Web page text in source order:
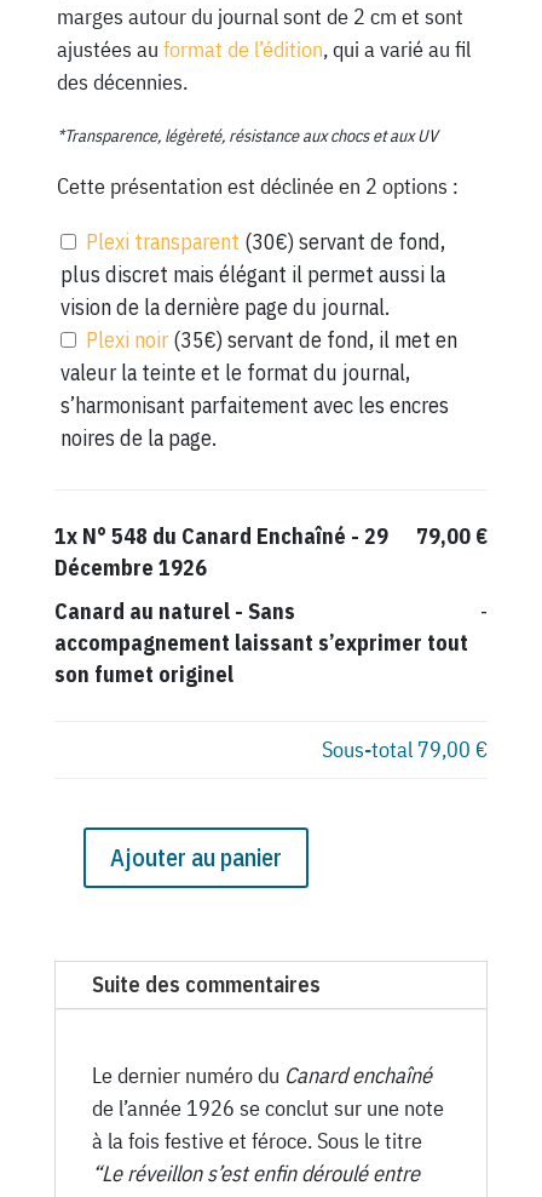
marges autour du journal sont de 2 cm et sont
ajustées au format de l’édition, qui a varié au fil
des décennies.
*Transparence, légèreté, résistance aux chocs et aux UV
Cette présentation est déclinée en 2 options :
Plexi transparent (30€) servant de fond,
plus discret mais élégant il permet aussi la
vision de la dernière page du journal.
Plexi noir (35€) servant de fond, il met en
valeur la teinte et le format du journal,
s’harmonisant parfaitement avec les encres
noires de la page.
1x N° 548 du Canard Enchaîné - 29
Décembre 1926
79,00 €
Canard au naturel- Sans
accompagnement laissant s’exprimer tout
son fumet originel
-
Sous-total 79,00 €
quantité
548
du
Enchaîné
Décembre
Ajouter au panier
Suite des commentaires
Le dernier numéro du Canard enchaîné
de l’année 1926 se conclut sur une note
à la fois festive et féroce. Sous le titre
“Le réveillon s’est enfin déroulé entre